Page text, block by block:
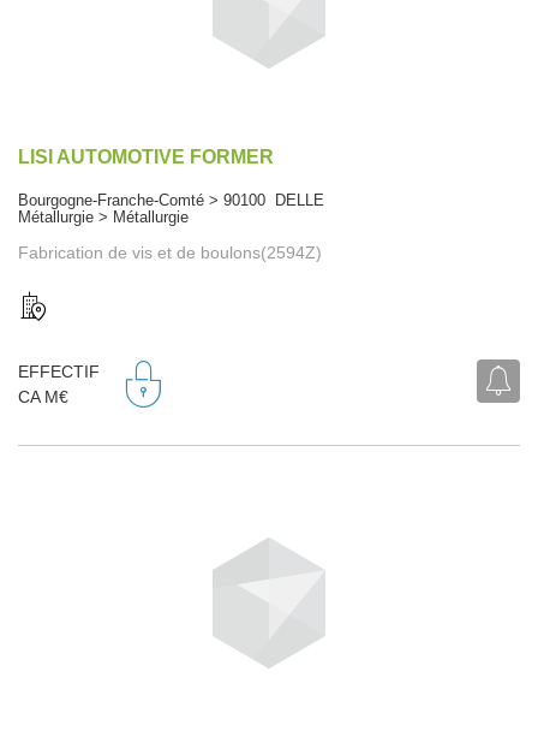
LISI AUTOMOTIVE FORMER
Bourgogne-Franche-Comté > 90100 DELLE
Métallurgie > Métallurgie
Fabrication de vis et de boulons(2594Z)
EFFECTIF
CA M€